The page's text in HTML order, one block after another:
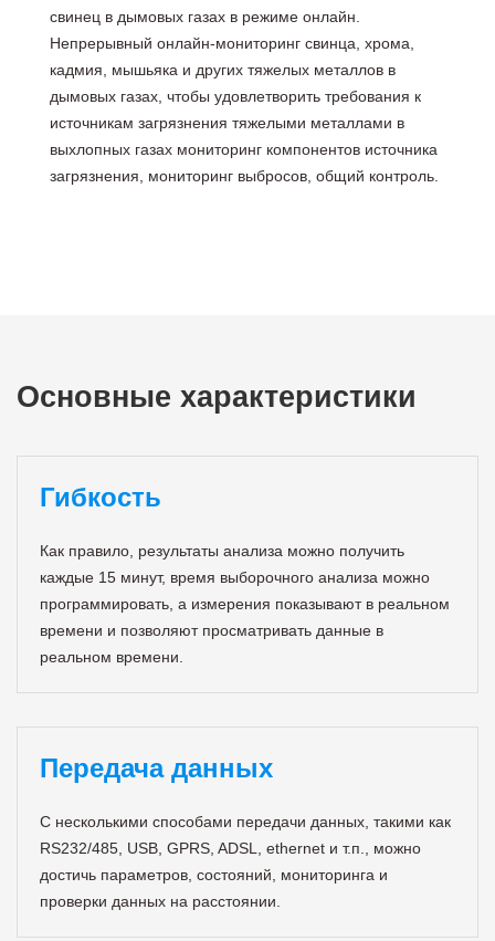
свинец в дымовых газах в режиме онлайн.
Непрерывный онлайн-мониторинг свинца, хрома,
кадмия, мышьяка и других тяжелых металлов в
дымовых газах, чтобы удовлетворить требования к
источникам загрязнения тяжелыми металлами в
выхлопных газах мониторинг компонентов источника
загрязнения, мониторинг выбросов, общий контроль.
Основные характеристики
Гибкость
Как правило, результаты анализа можно получить
каждые 15 минут, время выборочного анализа можно
программировать, а измерения показывают в реальном
времени и позволяют просматривать данные в
реальном времени.
Передача данных
С несколькими способами передачи данных, такими как
RS232/485, USB, GPRS, ADSL, ethernet и т.п., можно
достичь параметров, состояний, мониторинга и
проверки данных на расстоянии.